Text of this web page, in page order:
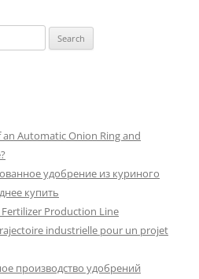
Automatic Onion Ring and
удобрение из куриного
купить
Production Line
industrielle pour un projet
производство удобрений